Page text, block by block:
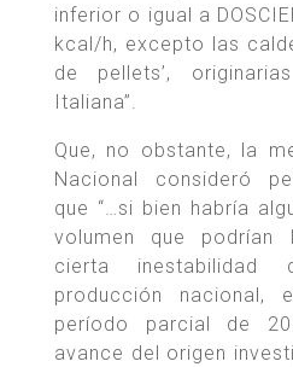
inferior o igual a
kcal/h, excepto las
de pellets’,
Italiana”.
Que, no obstante, la
Nacional consideró
que “…si bien habría
volumen que podrían
cierta
producción nacional,
período parcial de
avance del origen